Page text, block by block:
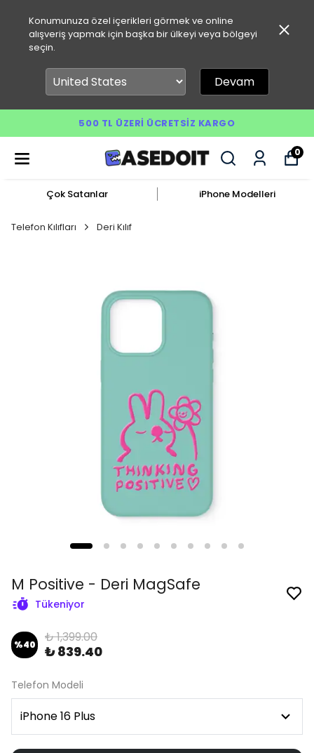
Konumunuza özel içerikleri görmek ve online
alışveriş yapmak için başka bir ülkeyi veya bölgeyi
seçin.
Devam
500 TL ÜZERI ÜCRETSIZ KARGO
0
Çok Satanlar iPhone Modelleri
Telefon Kılıfları Deri Kılıf
M Positive - Deri MagSafe
Tükeniyor
%40 ₺ 1,399.00
₺ 839.40
Telefon Modeli